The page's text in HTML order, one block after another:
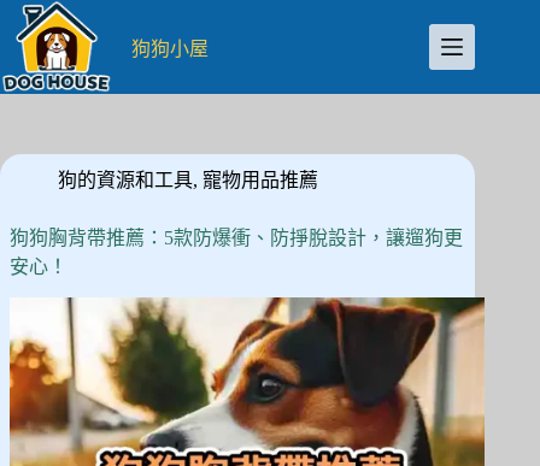
至
主
容
狗狗小屋
狗的資源和工具, 寵物用品推薦
狗狗胸背帶推薦：5款防爆衝、防掙脫設計，讓遛狗更
安心！